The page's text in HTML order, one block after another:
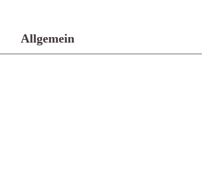
Allgemein